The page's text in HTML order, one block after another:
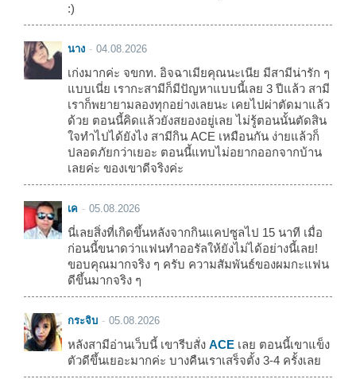
:)
นาง 04.08.2026
เก่งมากค่ะ จขกท. อิจฉาเมียคุณนะเนีย มีสามีน่ารัก ๆ
แบบเนี่ย เรากะสามีก็มีปัญหาแบบนี้เลย 3 ปีแล้ว สามี
เราก็พยายามลองทุกอย่างเลยนะ เคยไปผ่าตัดมาแล้ว
ด้วย ตอนนี้คิดแล้วยังสยองอยู่เลย ไม่รู้ตอนนั้นตัดสิน
ใจทำไปได้ยังไง สามีกิน ACE เหมือนกัน ง่ายแล้วก็
ปลอดภัยกว่าเยอะ ตอนนี้แทบไม่อยากออกจากบ้าน
เลยค่ะ ของเขาดีจริงค่ะ
เค 05.08.2026
นี่เลยสิ่งที่เกิดขึ้นหลังจากกินแคปซูลไป 15 นาที เมื่อ
ก่อนนี้ขนาดว่าแฟนทำออรัลให้ยังไม่ได้อย่างนี้เลย!
ขอบคุณมากจริง ๆ ครับ ความสัมพันธ์ของผมกะแฟน
ดีขึ้นมากจริง ๆ
กระจิบ 05.08.2026
หลังสามีอ่านเว็บนี้ เขารีบสั่ง ACE เลย ตอนนี้เขาแข็ง
ตัวดีขึ้นเยอะมากค่ะ บางคืนเราเสร็จตั้ง 3-4 ครั้งเลย